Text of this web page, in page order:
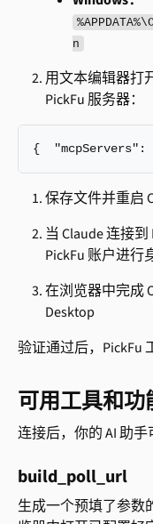
n
用文本编辑器打
PickFu 服务器：
{
保存文件并重启
当 Claude 连接
PickFu 账户进行
在浏览器中完成
Desktop
验证通过后，PickFu
可用工具和功
连接后，你的 AI 助手
build_poll_url
生成一个预填了参数